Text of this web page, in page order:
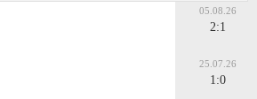
05.08.26
2:1
25.07.26
1:0